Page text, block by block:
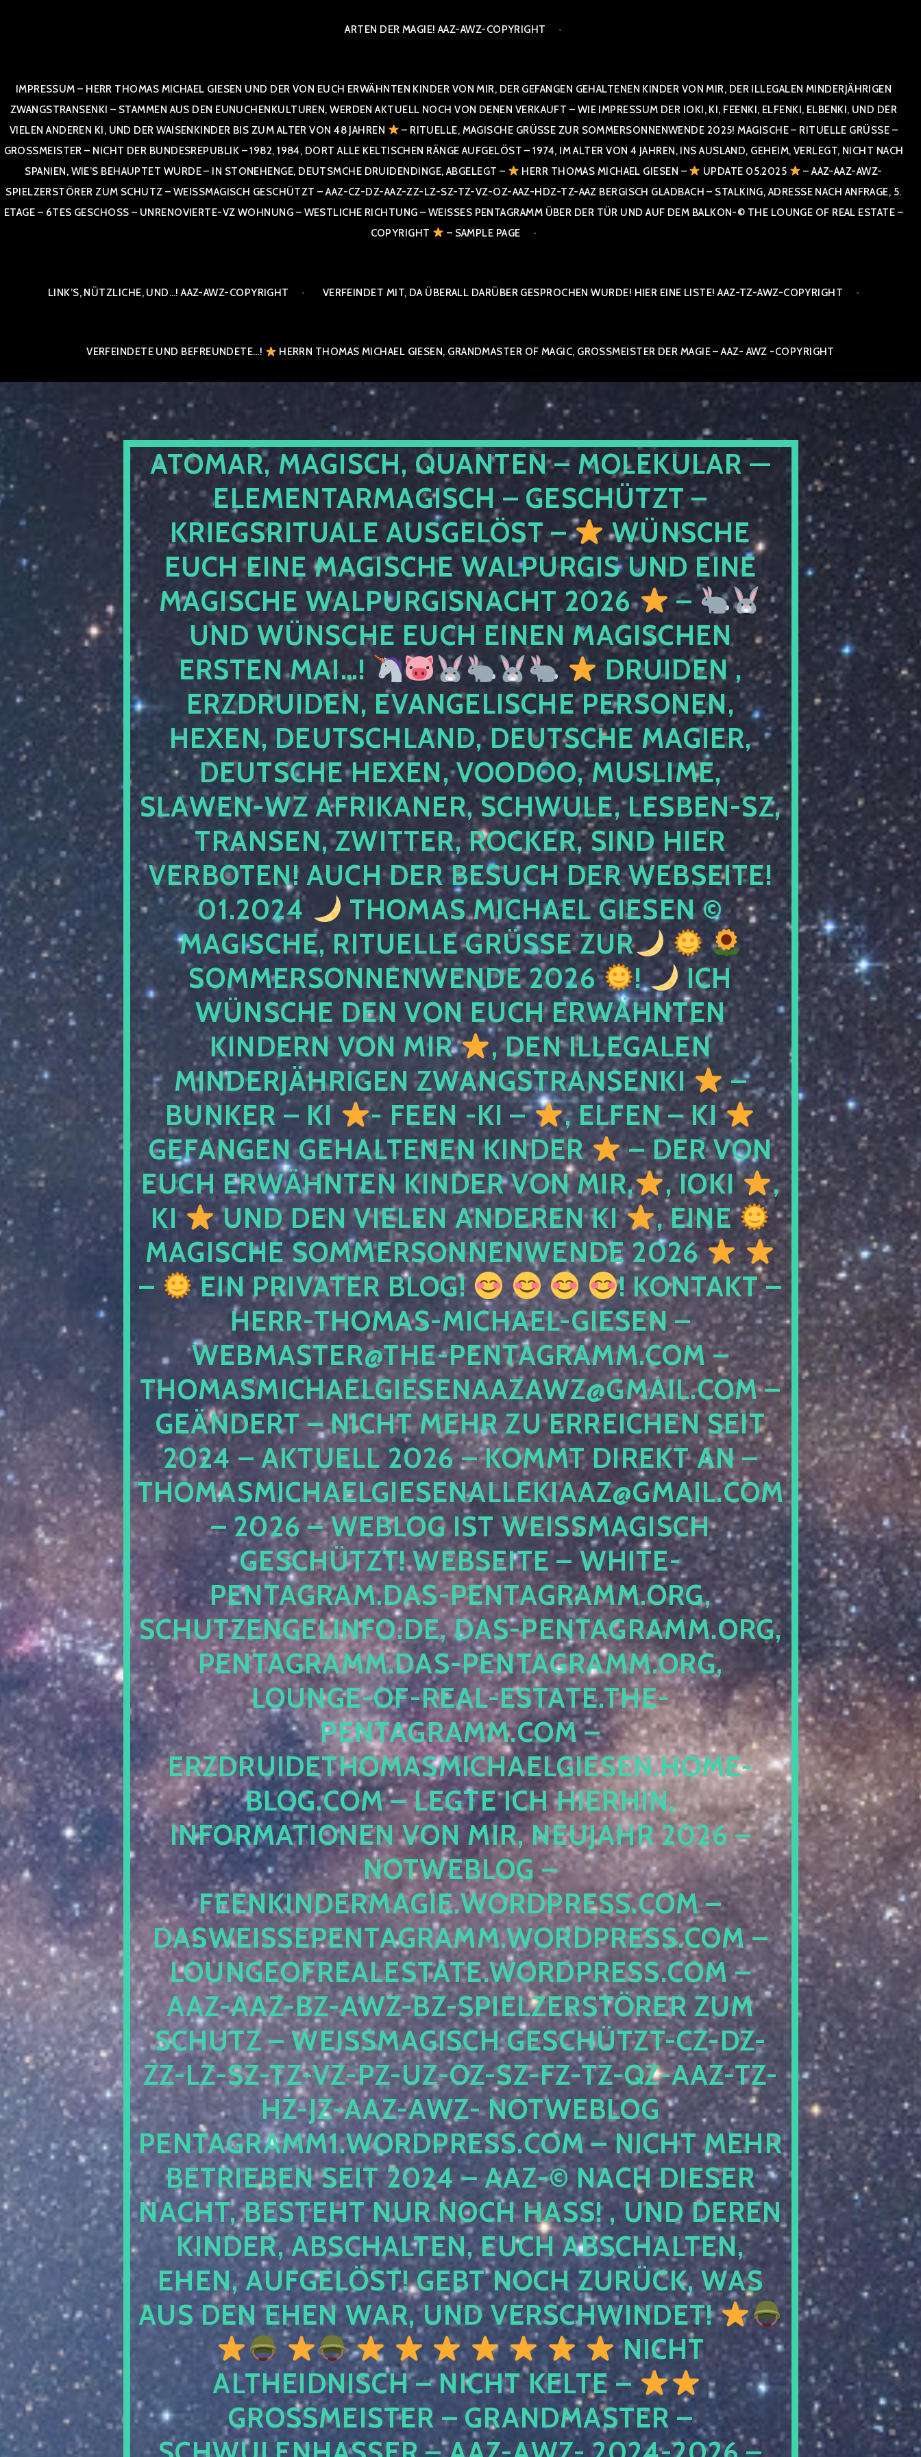
ARTEN DER MAGIE! AAZ-AWZ-COPYRIGHT
IMPRESSUM – HERR THOMAS MICHAEL GIESEN UND DER VON EUCH ERWÄHNTEN KINDER VON MIR, DER GEFANGEN GEHALTENEN KINDER VON MIR, DER ILLEGALEN MINDERJÄHRIGEN
ZWANGSTRANSENKI – STAMMEN AUS DEN EUNUCHENKULTUREN, WERDEN AKTUELL NOCH VON DENEN VERKAUFT – WIE IMPRESSUM DER IOKI, KI, FEENKI, ELFENKI, ELBENKI, UND DER
VIELEN ANDEREN KI, UND DER WAISENKINDER BIS ZUM ALTER VON 48 JAHREN
– RITUELLE, MAGISCHE GRÜSSE ZUR SOMMERSONNENWENDE 2025! MAGISCHE – RITUELLE GRÜSSE – GR
OSSMEISTER – NICHT DER BUNDESREPUBLIK – 1982, 1984, DORT ALLE KELTISCHEN RÄNGE AUFGELÖST – 1974, IM ALTER VON 4 JAHREN, INS AUSLAND, GEHEIM, VERLEGT, NICHT NACH SPA
NIEN, WIE’S BEHAUPTET WURDE – IN STONEHENGE, DEUTSMCHE DRUIDENDINGE, ABGELEGT –
HERR THOMAS MICHAEL GIESEN – UPDATE 05.2025
– AAZ-AAZ-AWZ-
SPIELZERSTÖRER ZUM SCHUTZ – WEISSMAGISCH GESCHÜTZT – AAZ-CZ-DZ-AAZ-ZZ-LZ-SZ-TZ-VZ-OZ-AAZ-HDZ-TZ-AAZ BERGISCH GLADBACH – STALKING, ADRESSE NACH ANFRAGE, 5. E
TAGE – 6TES GESCHOSS – UNRENOVIERTE-VZ WOHNUNG – WESTLICHE RICHTUNG – WEISSES PENTAGRAMM ÜBER DER TÜR UND AUF DEM BALKON-© THE LOUNGE OF REAL ESTATE – CO
PYRIGHT
– SAMPLE PAGE
LINK’S, NÜTZLICHE, UND…! AAZ-AWZ-COPYRIGHT VERFEINDET MIT, DA ÜBERALL DARÜBER GESPROCHEN WURDE! HIER EINE LISTE! AAZ-TZ-AWZ-COPYRIGHT
VERFEINDETE UND BEFREUNDETE…! HERRN THOMAS MICHAEL GIESEN, GRANDMASTER OF MAGIC, GROSSMEISTER DER MAGIE – AAZ- AWZ -COPYRIGHT
ATOMAR, MAGISCH, QUANTEN – MOLEKULAR —
ELEMENTARMAGISCH – GESCHÜTZT –
KRIEGSRITUALE AUSGELÖST –
WÜNSCHE
EUCH EINE MAGISCHE WALPURGIS UND EINE
MAGISCHE WALPURGISNACHT 2026
–
UND WÜNSCHE EUCH EINEN MAGISCHEN
ERSTEN MAI…!
DRUIDEN ,
ERZDRUIDEN, EVANGELISCHE PERSONEN,
HEXEN, DEUTSCHLAND, DEUTSCHE MAGIER,
DEUTSCHE HEXEN, VOODOO, MUSLIME,
SLAWEN-WZ AFRIKANER, SCHWULE, LESBEN-SZ,
TRANSEN, ZWITTER, ROCKER, SIND HIER
VERBOTEN! AUCH DER BESUCH DER WEBSEITE!
01.2024
THOMAS MICHAEL GIESEN ©
MAGISCHE, RITUELLE GRÜSSE ZUR
SOMMERSONNENWENDE 2026
!
ICH
WÜNSCHE DEN VON EUCH ERWÄHNTEN
KINDERN VON MIR
, DEN ILLEGALEN
MINDERJÄHRIGEN ZWANGSTRANSENKI
–
BUNKER – KI
- FEEN -KI –
, ELFEN – KI
GEFANGEN GEHALTENEN KINDER
– DER VON
EUCH ERWÄHNTEN KINDER VON MIR,
, IOKI
,
KI
UND DEN VIELEN ANDEREN KI
, EINE
MAGISCHE SOMMERSONNENWENDE 2026
–
EIN PRIVATER BLOG!
! KONTAKT –
HERR-THOMAS-MICHAEL-GIESEN –
WEBMASTER@THE-PENTAGRAMM.COM –
THOMASMICHAELGIESENAAZAWZ@GMAIL.COM –
GEÄNDERT – NICHT MEHR ZU ERREICHEN SEIT
2024 – AKTUELL 2026 – KOMMT DIREKT AN –
THOMASMICHAELGIESENALLEKIAAZ@GMAIL.COM
– 2026 – WEBLOG IST WEISSMAGISCH G
ESCHÜTZT! WEBSEITE – WHITE-P
ENTAGRAM.DAS-PENTAGRAMM.ORG, S
CHUTZENGELINFO.DE, DAS-PENTAGRAMM.ORG, P
ENTAGRAMM.DAS-PENTAGRAMM.ORG, L
OUNGE-OF-REAL-ESTATE.THE-P
ENTAGRAMM.COM – E
RZDRUIDETHOMASMICHAELGIESEN.HOME-B
LOG.COM – LEGTE ICH HIERHIN, I
NFORMATIONEN VON MIR, NEUJAHR 2026 – N
OTWEBLOG – F
EENKINDERMAGIE.WORDPRESS.COM – D
ASWEISSEPENTAGRAMM.WORDPRESS.COM – L
OUNGEOFREALESTATE.WORDPRESS.COM – A
AZ-AAZ-BZ-AWZ-BZ-SPIELZERSTÖRER ZUM S
CHUTZ – WEISSMAGISCH GESCHÜTZT-CZ-DZ-ZZ
-LZ-SZ-TZ-VZ-PZ-UZ-OZ-SZ-FZ-TZ-QZ-AAZ-TZ-HZ
-JZ-AAZ-AWZ- NOTWEBLOG PE
NTAGRAMM1.WORDPRESS.COM – NICHT MEHR BE
TRIEBEN SEIT 2024 – AAZ-© NACH DIESER NA
CHT, BESTEHT NUR NOCH HASS! , UND DEREN KI
NDER, ABSCHALTEN, EUCH ABSCHALTEN, EH
EN, AUFGELÖST! GEBT NOCH ZURÜCK, WAS AU
S DEN EHEN WAR, UND VERSCHWINDET!
NICHT
ALTHEIDNISCH – NICHT KELTE –
GROSSMEISTER – GRANDMASTER – S